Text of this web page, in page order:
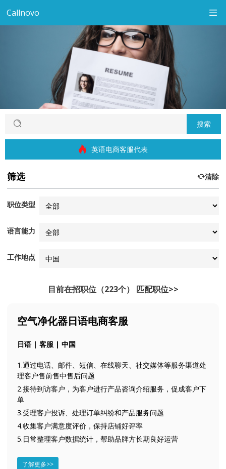
Callnovo
搜索
英语电商客服代表
筛选 清除
职位类型
语言能力
工作地点
目前在招职位（223个） 匹配职位>>
空气净化器日语电商客服
日语 | 客服 | 中国
1.通过电话、邮件、短信、在线聊天、社交媒体等服务渠道处
理客户售前售中售后问题
2.接待到访客户，为客户进行产品咨询介绍服务，促成客户下
单
3.受理客户投诉、处理订单纠纷和产品服务问题
4.收集客户满意度评价，保持店铺好评率
5.日常整理客户数据统计，帮助品牌方长期良好运营
了解更多>>